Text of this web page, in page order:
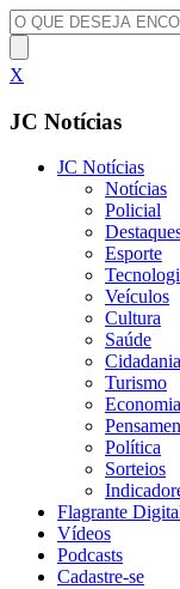
X
JC Notícias
JC Notícias
Notícias
Policial
Esporte
Veículos
Cultura
Saúde
Cidadania
Turismo
Economia
Política
Sorteios
Flagrante
Vídeos
Podcasts
Cadastre-se